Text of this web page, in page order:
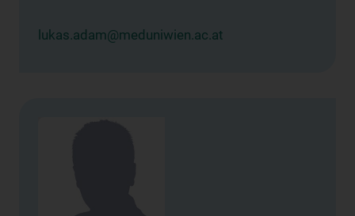
lukas.adam@meduniwien.ac.at